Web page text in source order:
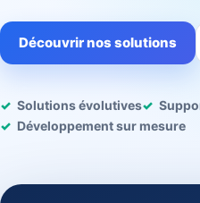
Découvrir nos solutions
Solutions évolutives
Développement sur mesure